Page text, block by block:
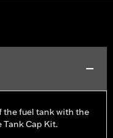
the fuel tank with the
Tank Cap Kit.